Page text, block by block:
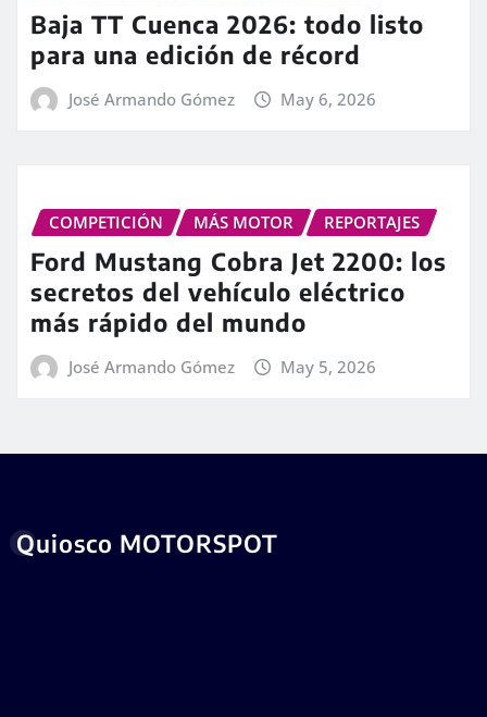
Baja TT Cuenca 2026: todo listo
para una edición de récord
José Armando Gómez May 6, 2026
COMPETICIÓN MÁS MOTOR REPORTAJES
Ford Mustang Cobra Jet 2200: los
secretos del vehículo eléctrico
más rápido del mundo
José Armando Gómez May 5, 2026
Quiosco MOTORSPOT